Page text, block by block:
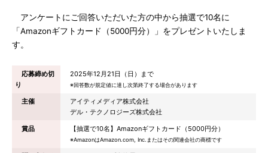
アンケートにご回答いただいた方の中から抽選で10名に
「Amazonギフトカード（5000円分）」をプレゼントいたしま
す。
応募締め切
り
2025年12月21日（日）まで
※回答数が規定値に達し次第終了する場合があります
主催
アイティメディア株式会社
デル・テクノロジーズ株式会社
賞品
【抽選で10名】Amazonギフトカード（5000円分）
※AmazonはAmazon.com, Inc.またはその関連会社の商標です